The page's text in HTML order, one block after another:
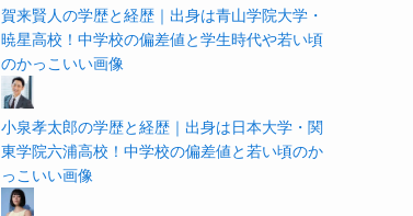
賀来賢人の学歴と経歴｜出身は青山学院大学・
暁星高校！中学校の偏差値と学生時代や若い頃
のかっこいい画像
小泉孝太郎の学歴と経歴｜出身は日本大学・関
東学院六浦高校！中学校の偏差値と若い頃のか
っこいい画像